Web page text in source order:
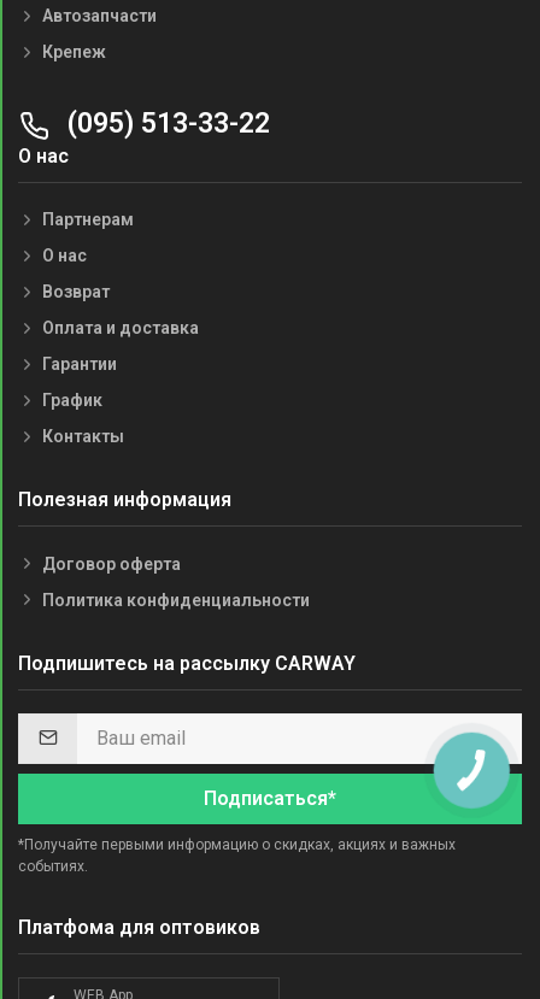
Автозапчасти
Крепеж
(095) 513-33-22
О нас
Партнерам
О нас
Возврат
Оплата и доставка
Гарантии
График
Контакты
Полезная информация
Договор оферта
Политика конфиденциальности
Подпишитесь на рассылку CARWAY
Подписаться*
*Получайте первыми информацию о скидках, акциях и важных
событиях.
Платфома для оптовиков
WEB App
КНОПКА
СВЯЗИ